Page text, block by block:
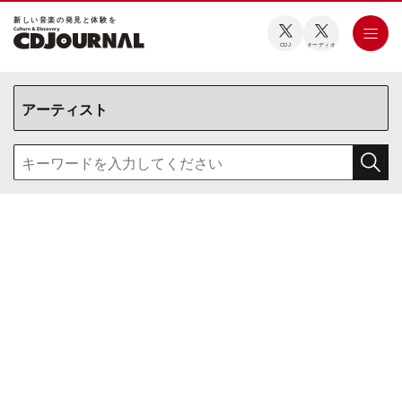
新しい⾳楽の発⾒と体験を
CDJ オーディオ